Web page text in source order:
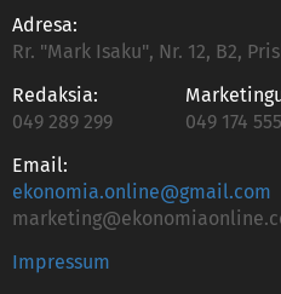
Adresa:
Rr. "Mark Isaku", Nr. 12, B2,
Redaksia:
049 289 299
049 174 555
Email:
ekonomia.online@gmail.com
Impressum